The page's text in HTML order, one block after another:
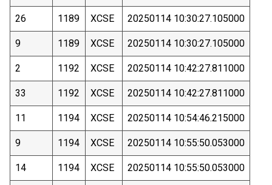
26 1189 XCSE 20250114 10:30:27.105000
9 1189 XCSE 20250114 10:30:27.105000
2 1192 XCSE 20250114 10:42:27.811000
33 1192 XCSE 20250114 10:42:27.811000
11 1194 XCSE 20250114 10:54:46.215000
9 1194 XCSE 20250114 10:55:50.053000
14 1194 XCSE 20250114 10:55:50.053000